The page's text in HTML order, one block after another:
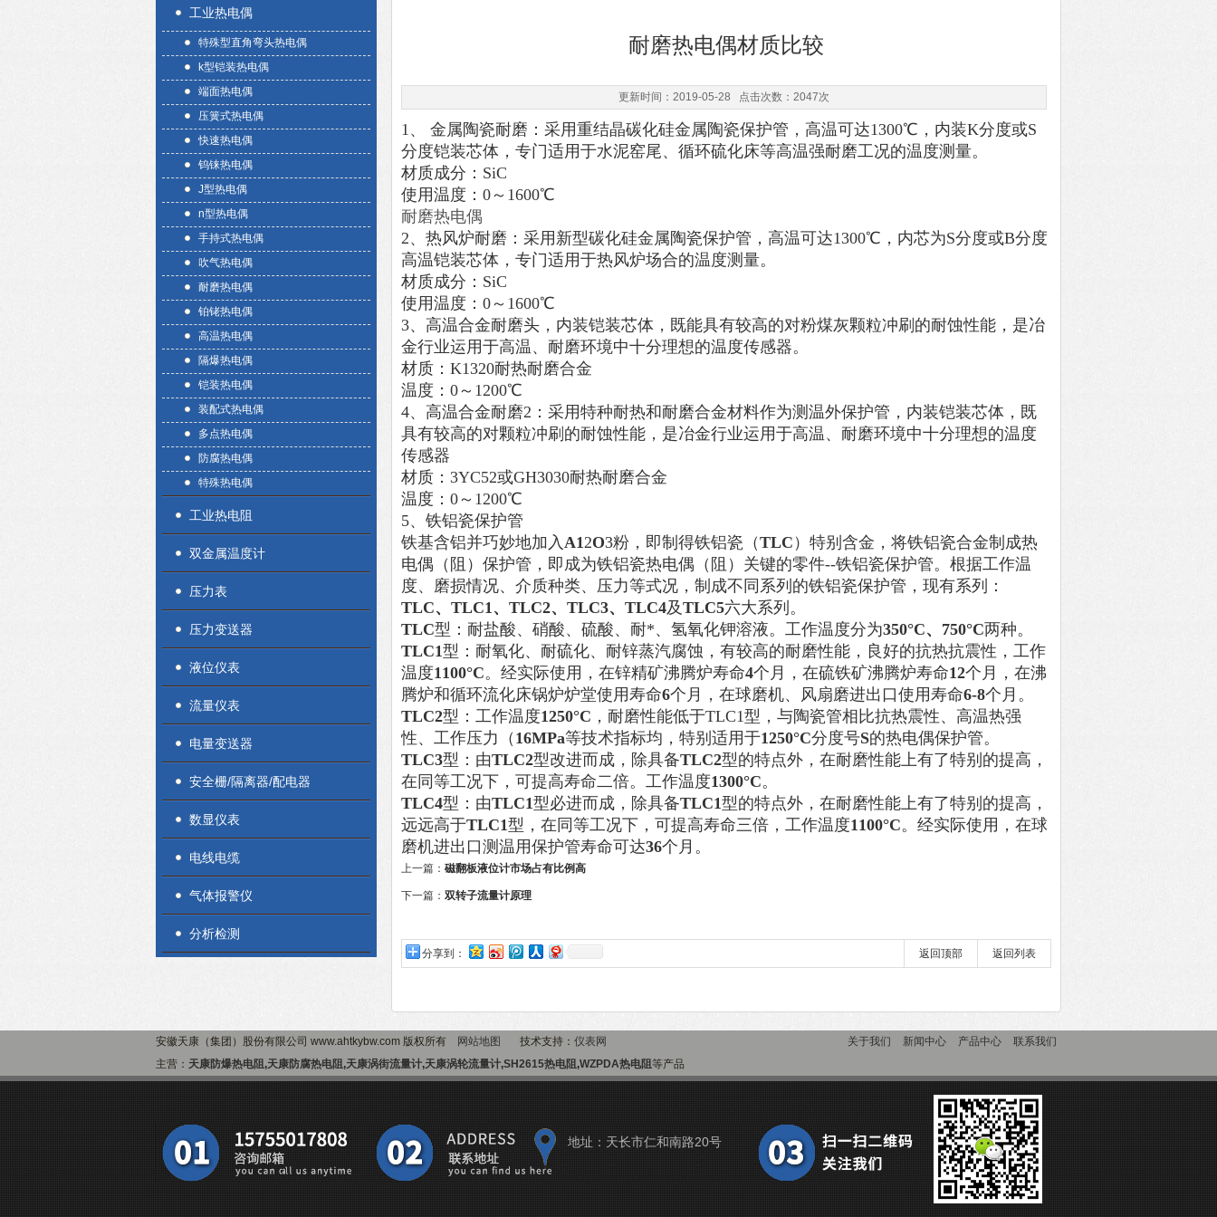
工业热电偶
特殊型直角弯头热电偶
k型铠装热电偶
端面热电偶
压簧式热电偶
快速热电偶
钨铼热电偶
J型热电偶
n型热电偶
手持式热电偶
吹气热电偶
耐磨热电偶
铂铑热电偶
高温热电偶
隔爆热电偶
铠装热电偶
装配式热电偶
多点热电偶
防腐热电偶
特殊热电偶
工业热电阻
双金属温度计
压力表
压力变送器
液位仪表
流量仪表
电量变送器
安全栅/隔离器/配电器
数显仪表
电线电缆
气体报警仪
分析检测
耐磨热电偶材质比较
更新时间：2019-05-28 点击次数：2047次
1、 金属陶瓷耐磨：采用重结晶碳化硅金属陶瓷保护管，高温可达1300℃，内装K分度或S
分度铠装芯体，专门适用于水泥窑尾、循环硫化床等高温强耐磨工况的温度测量。
材质成分：SiC
使用温度：0～1600℃
耐磨热电偶
2、热风炉耐磨：采用新型碳化硅金属陶瓷保护管，高温可达1300℃，内芯为S分度或B分度
高温铠装芯体，专门适用于热风炉场合的温度测量。
材质成分：SiC
使用温度：0～1600℃
3、高温合金耐磨头，内装铠装芯体，既能具有较高的对粉煤灰颗粒冲刷的耐蚀性能，是冶
金行业运用于高温、耐磨环境中十分理想的温度传感器。
材质：K1320耐热耐磨合金
温度：0～1200℃
4、高温合金耐磨2：采用特种耐热和耐磨合金材料作为测温外保护管，内装铠装芯体，既
具有较高的对颗粒冲刷的耐蚀性能，是冶金行业运用于高温、耐磨环境中十分理想的温度
传感器
材质：3YC52或GH3030耐热耐磨合金
温度：0～1200℃
5、铁铝瓷保护管
铁基含铝并巧妙地加入A12O3粉，即制得铁铝瓷（TLC ）特别含金，将铁铝瓷合金制成热
电偶（阻）保护管，即成为铁铝瓷热电偶（阻）关键的零件--铁铝瓷保护管。根据工作温
度、磨损情况、介质种类、压力等式况，制成不同系列的铁铝瓷保护管，现有系列：
TLC、 TLC1、 TLC2、 TLC3、 TLC4及TLC5六大系列。
TLC型：耐盐酸、硝酸、硫酸、耐*、氢氧化钾溶液。工作温度分为350°C、 750°C两种。
TLC1型：耐氧化、耐硫化、耐锌蒸汽腐蚀，有较高的耐磨性能，良好的抗热抗震性，工作
温度1100°C。经实际使用，在锌精矿沸腾炉寿命4个月，在硫铁矿沸腾炉寿命12个月，在沸
腾炉和循环流化床锅炉炉堂使用寿命6个月，在球磨机、风扇磨进出口使用寿命6-8个月。
TLC2型：工作温度1250°C ，耐磨性能低于TLC1型，与陶瓷管相比抗热震性、高温热强
性、工作压力（ 16MPa等技术指标均，特别适用于1250°C分度号S的热电偶保护管。
TLC3型：由TLC2型改进而成，除具备TLC2型的特点外，在耐磨性能上有了特别的提高，
在同等工况下，可提高寿命二倍。工作温度1300°C。
TLC4型：由TLC1型必进而成，除具备TLC1型的特点外，在耐磨性能上有了特别的提高，
远远高于TLC1型，在同等工况下，可提高寿命三倍，工作温度1100°C。经实际使用，在球
磨机进出口测温用保护管寿命可达36个月。
上一篇： 磁翻板液位计市场占有比例高
下一篇： 双转子流量计原理
分享到： 返回列表
返回顶部
安徽天康（集团）股份有限公司 www.ahtkybw.com 版权所有 网站地图 技术支持： 仪表网 关于我们 新闻中心 产品中心
联系我们
主营： 天康防爆热电阻,天康防腐热电阻,天康涡街流量计,天康涡轮流量计,SH2615热电阻,WZPDA热电阻等产品
地址：天长市仁和南路20号